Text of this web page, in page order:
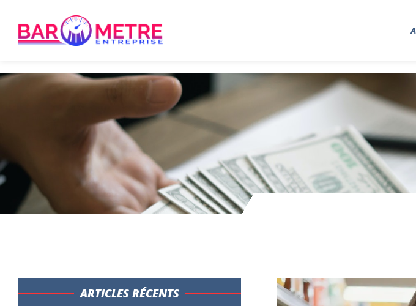
ARTICLES RÉCENTS​